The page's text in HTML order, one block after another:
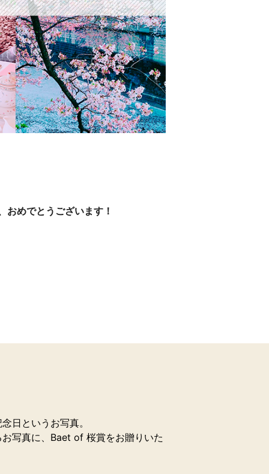
めでとうございます！
日というお写真。
写真に、Baet of 桜賞をお贈りいた